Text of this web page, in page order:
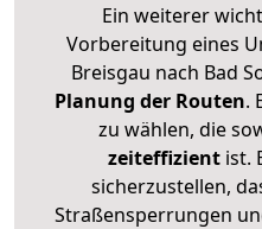
Ein weiterer
Vorbereitung eines
Breisgau nach Bad
Planung der Routen.
zu wählen, die
zeiteffizientist.
sicherzustellen,
Straßensperrungen